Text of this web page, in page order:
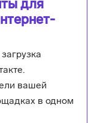
для
вашей
в одном